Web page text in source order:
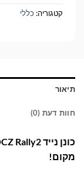
קטגוריה: כללי
תיאור
חוות דעת (0)
מקום!